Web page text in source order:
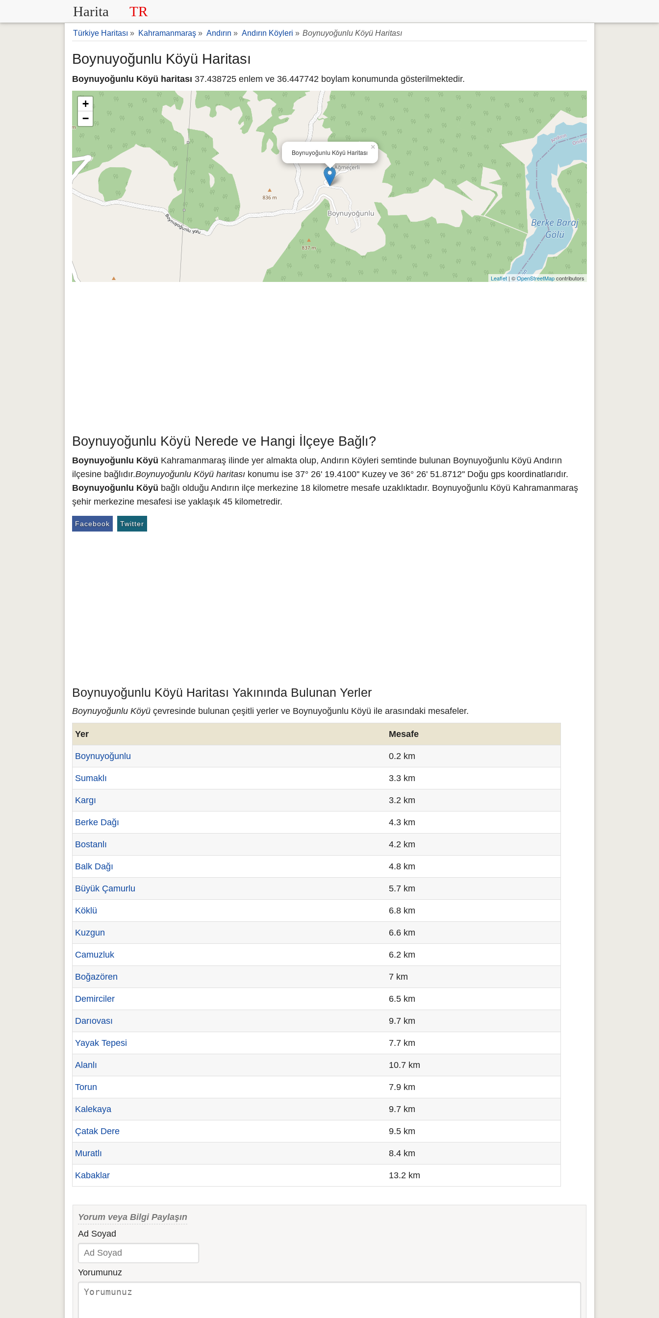
Harita TR
Türkiye Haritası » Kahramanmaraş » Andırın » Andırın Köyleri » Boynuyoğunlu Köyü Haritası
Boynuyoğunlu Köyü Haritası
Boynuyoğunlu Köyü haritası 37.438725 enlem ve 36.447742 boylam konumunda gösterilmektedir.
Boynuyoğunlu Köyü Haritası
×
+
−
Leaflet | ©OpenStreetMapcontributors
Boynuyoğunlu Köyü Nerede ve Hangi İlçeye Bağlı?
Boynuyoğunlu Köyü Kahramanmaraş ilinde yer almakta olup, Andırın Köyleri semtinde bulunan Boynuyoğunlu Köyü Andırın
ilçesine bağlıdır.Boynuyoğunlu Köyü haritası konumu ise 37° 26' 19.4100'' Kuzey ve 36° 26' 51.8712'' Doğu gps koordinatlarıdır.
Boynuyoğunlu Köyü bağlı olduğu Andırın ilçe merkezine 18 kilometre mesafe uzaklıktadır. Boynuyoğunlu Köyü Kahramanmaraş
şehir merkezine mesafesi ise yaklaşık 45 kilometredir.
Facebook Twitter
Boynuyoğunlu Köyü Haritası Yakınında Bulunan Yerler
Boynuyoğunlu Köyü çevresinde bulunan çeşitli yerler ve Boynuyoğunlu Köyü ile arasındaki mesafeler.
Yer Mesafe
Boynuyoğunlu 0.2 km
Sumaklı 3.3 km
Kargı 3.2 km
Berke Dağı 4.3 km
Bostanlı 4.2 km
Balk Dağı 4.8 km
Büyük Çamurlu 5.7 km
Köklü 6.8 km
Kuzgun 6.6 km
Camuzluk 6.2 km
Boğazören 7 km
Demirciler 6.5 km
Darıovası 9.7 km
Yayak Tepesi 7.7 km
Alanlı 10.7 km
Torun 7.9 km
Kalekaya 9.7 km
Çatak Dere 9.5 km
Muratlı 8.4 km
Kabaklar 13.2 km
Yorum veya Bilgi Paylaşın
Ad Soyad
Yorumunuz